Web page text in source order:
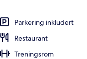
Parkering inkludert
Restaurant
Treningsrom